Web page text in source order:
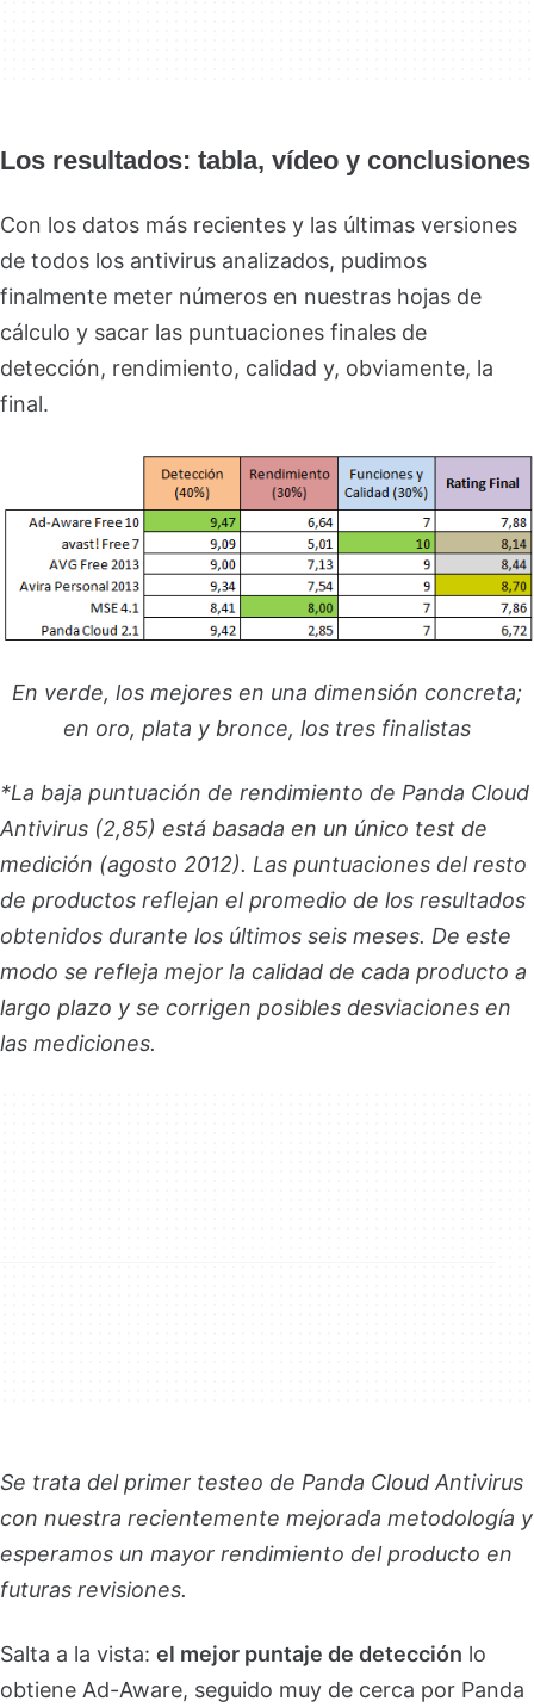
Los resultados: tabla, vídeo y conclusiones
Con los datos más recientes y las últimas versiones
de todos los antivirus analizados, pudimos
finalmente meter números en nuestras hojas de
cálculo y sacar las puntuaciones finales de
detección, rendimiento, calidad y, obviamente, la
final.
En verde, los mejores en una dimensión concreta;
en oro, plata y bronce, los tres finalistas
*La baja puntuación de rendimiento de Panda Cloud
Antivirus (2,85) está basada en un único test de
medición (agosto 2012). Las puntuaciones del resto
de productos reflejan el promedio de los resultados
obtenidos durante los últimos seis meses. De este
modo se refleja mejor la calidad de cada producto a
largo plazo y se corrigen posibles desviaciones en
las mediciones.
Se trata del primer testeo de Panda Cloud Antivirus
con nuestra recientemente mejorada metodología y
esperamos un mayor rendimiento del producto en
futuras revisiones.
Salta a la vista: el mejor puntaje de detección lo
obtiene Ad-Aware, seguido muy de cerca por Panda